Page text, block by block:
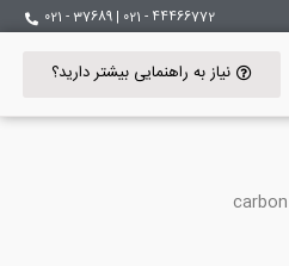
44466772 - 021 | 37689 - 021
نیاز به راهنمایی بیشتر دارید؟